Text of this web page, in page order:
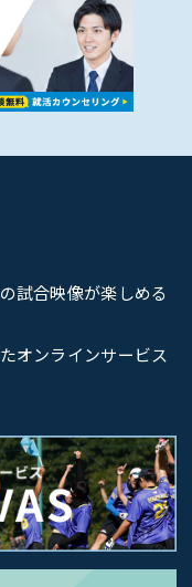
試合映像が楽しめる
オンラインサービス